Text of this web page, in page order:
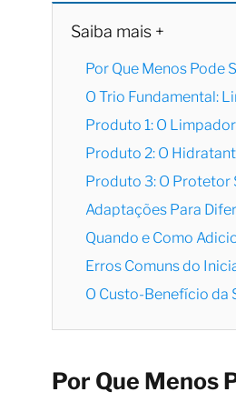
Saiba mais +
Por Que Menos Pode
O Trio Fundamental:
Produto 1: O
Produto 2: O
Produto 3: O
Adaptações Para
Quando e Como
Erros Comuns do
O Custo-Benefício da
Por Que Menos